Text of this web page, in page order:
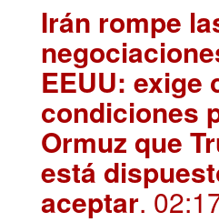
Irán rompe
EEUU: exige
condiciones
Ormuz que
está
aceptar.